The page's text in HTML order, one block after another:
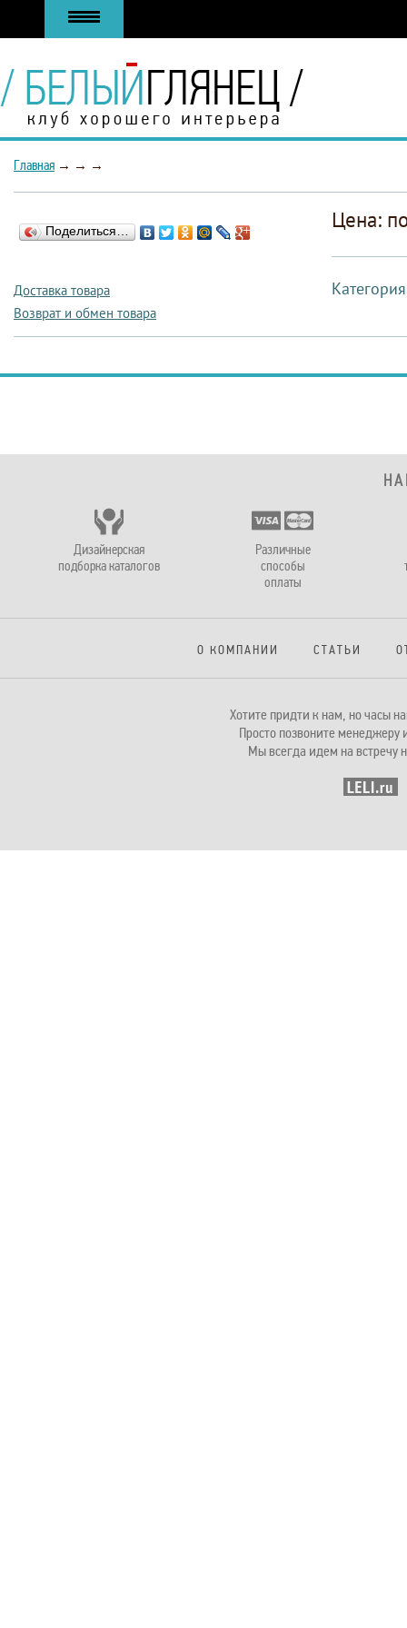
Главная → → →
Поделиться…
Доставка товара
Возврат и обмен товара
Цена:
Дизайнерская
подборка каталогов
Различные
способы
оплаты
О КОМПАНИИ СТАТЬИ
Хотите придти к нам, но часы
Просто позвоните менеджеру
Мы всегда идем на встречу